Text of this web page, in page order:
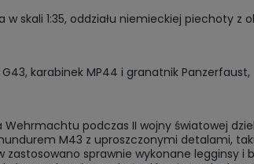
skali 1:35, oddziału niemieckiej piechoty z
karabinek MP44 i granatnik Panzerfaust,
podczas II wojny światowej
M43 z uproszczonymi detalami,
zastosowano sprawnie wykonane legginsy